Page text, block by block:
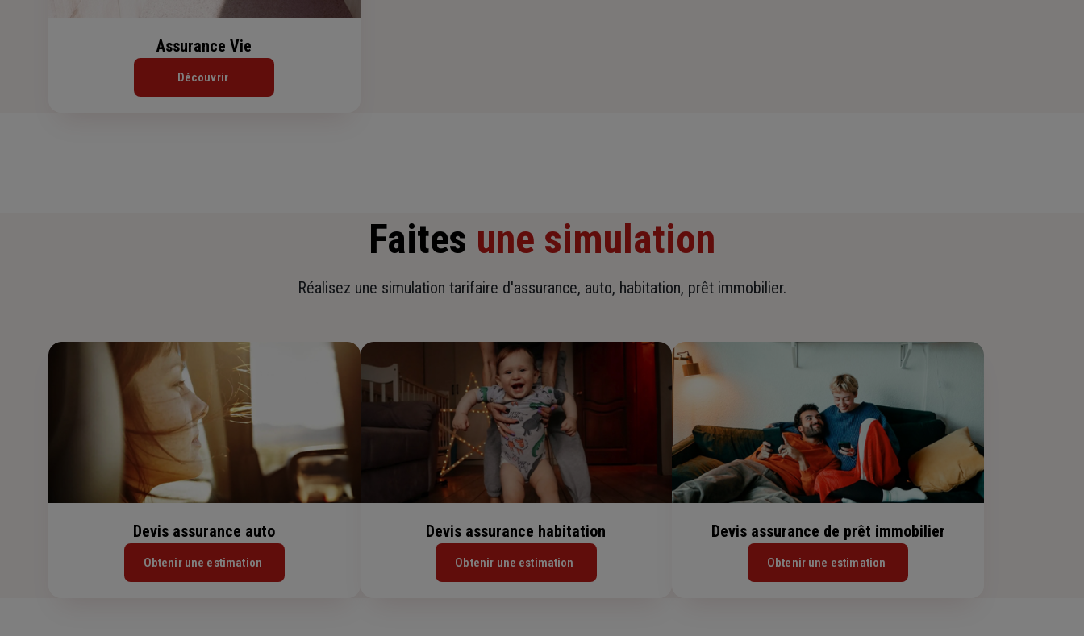
Assurance Vie
Découvrir
Faites une simulation
Réalisez une simulation tarifaire d'assurance, auto, habitation, prêt immobilier.
Devis assurance auto
Obtenir une estimation
Devis assurance habitation
Obtenir une estimation
Devis assurance de prêt immobilier
Obtenir une estimation